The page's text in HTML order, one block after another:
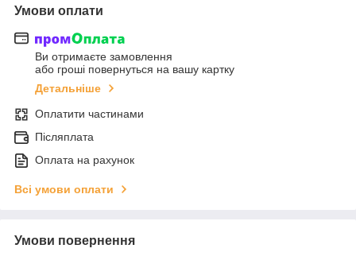
Умови оплати
Ви отримаєте замовлення
або гроші повернуться на вашу картку
Детальніше
Оплатити частинами
Післяплата
Оплата на рахунок
Всі умови оплати
Умови повернення